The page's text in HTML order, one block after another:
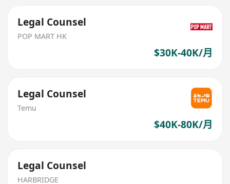
Legal Counsel
POP MART HK
$30K-40K/月
Legal Counsel
Temu
$40K-80K/月
Legal Counsel
HARBRIDGE